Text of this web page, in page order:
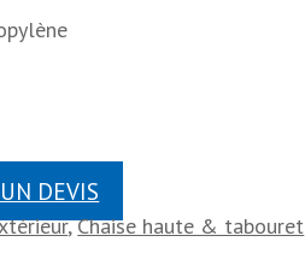
DEVIS
,Chaise haute & tabouret